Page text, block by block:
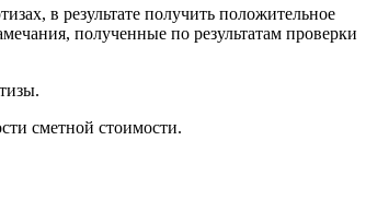
в результате получить положительное
полученные по результатам проверки
сметной стоимости.